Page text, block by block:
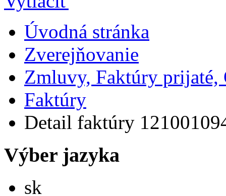
Úvodná stránka
Zverejňovanie
Zmluvy, Faktúry prijaté,
Faktúry
Detail faktúry
Výber jazyka
sk